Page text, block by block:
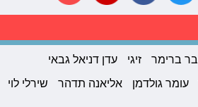
בר ברימר זיגי
עדן דניאל גבאי
עומר גולדמן אליאנה תדהר שירלי לוי